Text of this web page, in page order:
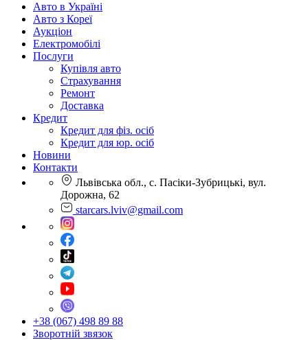
Авто в Україні
Авто з Кореї
Аукціон
Електромобілі
Послуги
Купівля авто
Страхування
Ремонт
Доставка
Кредит
Кредит для фіз. осіб
Кредит для юр. осіб
Новини
Контакти
Львівська обл., с. Пасіки-Зубрицькі, вул.
Дорожна, 62
starcars.lviv@gmail.com
+38 (067) 498 89 88
Зворотній звязок